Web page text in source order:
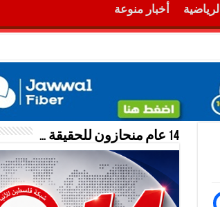
أخبار منوعة
14 عام منحازون للحقيقة …